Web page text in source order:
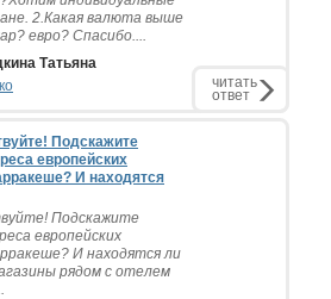
2.Какая валюта выше
евро? Спасибо....
Татьяна
читать
ответ
Подскажите
европейских
И находятся
Подскажите
европейских
И находятся ли
рядом с отелем